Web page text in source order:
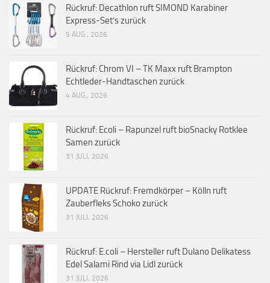
Rückruf: Decathlon ruft SIMOND Karabiner
Express-Set’s zurück
5 AUG., 2026
Rückruf: Chrom VI – TK Maxx ruft Brampton
Echtleder-Handtaschen zurück
4 AUG., 2026
Rückruf: Ecoli – Rapunzel ruft bioSnacky Rotklee
Samen zurück
31 JULI, 2026
UPDATE Rückruf: Fremdkörper – Kölln ruft
Zauberfleks Schoko zurück
31 JULI, 2026
Rückruf: E.coli – Hersteller ruft Dulano Delikatess
Edel Salami Rind via Lidl zurück
31 JULI, 2026